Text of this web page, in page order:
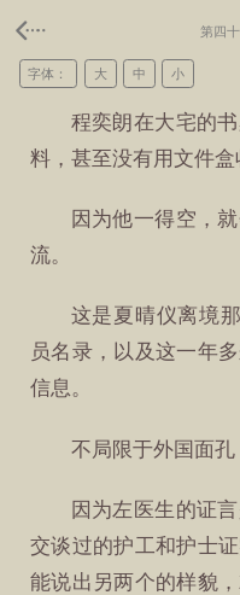
第四
字体： 大 中 小
程奕朗在大宅的
料，甚至没有用文件盒
因为他一得空，
流。
这是夏晴仪离境
员名录，以及这一年
信息。
不局限于外国面孔
因为左医生的证
交谈过的护工和护士
能说出另两个的样貌